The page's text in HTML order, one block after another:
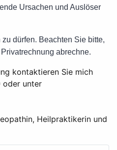
Ursachen und Auslöser
dürfen. Beachten Sie bitte,
abrechne.
kontaktieren Sie mich
oder unter
Heilpraktikerin und